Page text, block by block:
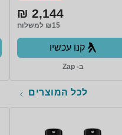
2,144 ₪
₪15 למשלוח
קנו עכשיו
ב- Zap
לכל המוצרים